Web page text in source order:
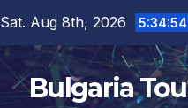
Sat. Aug 8th, 2026 5:34:54
Bulgaria